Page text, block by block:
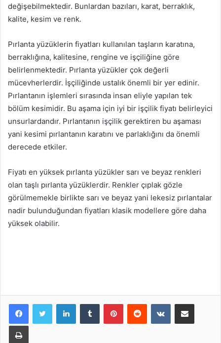
değişebilmektedir. Bunlardan bazıları, karat, berraklık,
kalite, kesim ve renk.
Pırlanta yüzüklerin fiyatları kullanılan taşların karatına,
berraklığına, kalitesine, rengine ve işçiliğine göre
belirlenmektedir. Pırlanta yüzükler çok değerli
mücevherlerdir. İşçiliğinde ustalık önemli bir yer edinir.
Pırlantanın işlemleri sırasında insan eliyle yapılan tek
bölüm kesimidir. Bu aşama için iyi bir işçilik fiyatı belirleyici
unsurlardandır. Pırlantanın işçilik gerektiren bu aşaması
yani kesimi pırlantanın karatını ve parlaklığını da önemli
derecede etkiler.
Fiyatı en yüksek pırlanta yüzükler sarı ve beyaz renkleri
olan taşlı pırlanta yüzüklerdir. Renkler çıplak gözle
görülmemekle birlikte sarı ve beyaz yani lekesiz pırlantalar
nadir bulunduğundan fiyatları klasik modellere göre daha
yüksek olabilir.
LinkedInTumblr PinterestReddit VKontakteE-Posta ile paylaş
Yazdır